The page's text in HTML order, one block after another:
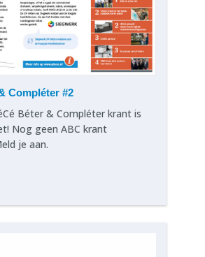
Compléter #2
Béter & Compléter krant is
Nog geen ABC krant
je aan.